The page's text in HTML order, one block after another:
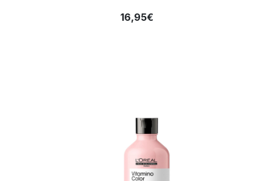
16,95€